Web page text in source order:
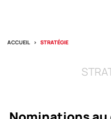
ACCUEIL STRATÉGIE